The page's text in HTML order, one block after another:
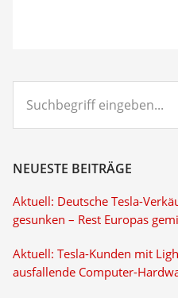
eingeben...
NEUESTE BEITRÄGE
Aktuell: Deutsche Tesla-
gesunken – Rest Europas
Aktuell: Tesla-Kunden mit
ausfallende Computer-